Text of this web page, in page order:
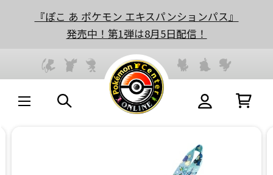
『ぽこ あ ポケモン エキスパンションパス』
発売中！第1弾は8月5日配信！